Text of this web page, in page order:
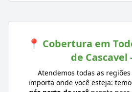
📍 Cobertura em
de Cascavel
Atendemos todas as
importa onde você esteja: